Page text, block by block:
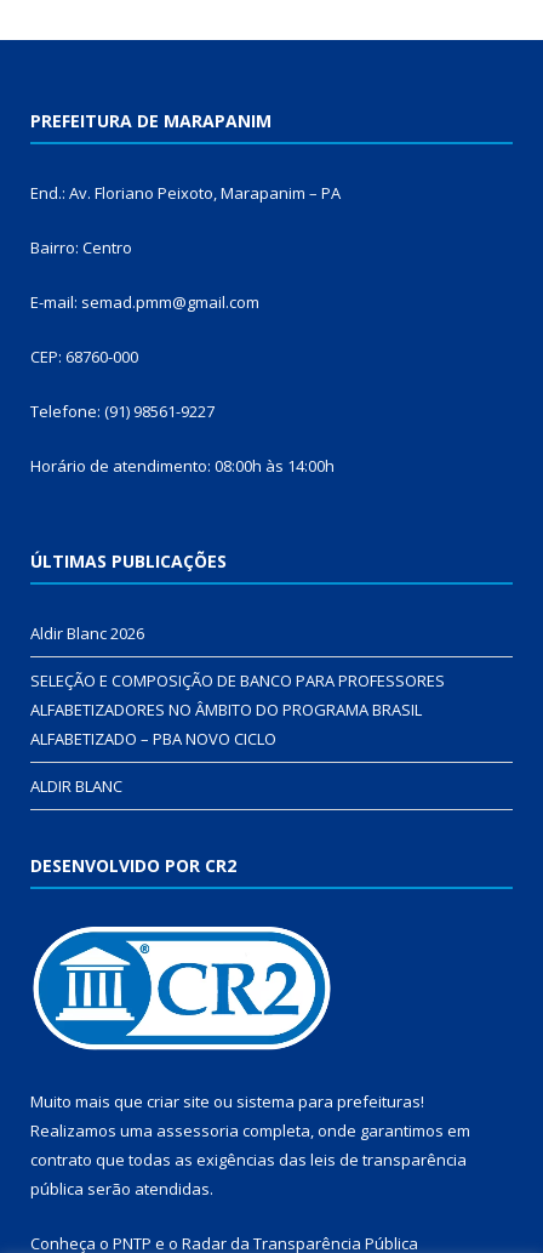
PREFEITURA DE MARAPANIM
End.: Av. Floriano Peixoto, Marapanim – PA
Bairro: Centro
E-mail: semad.pmm@gmail.com
CEP: 68760-000
Telefone: (91) 98561-9227
Horário de atendimento: 08:00h às 14:00h
ÚLTIMAS PUBLICAÇÕES
Aldir Blanc 2026
SELEÇÃO E COMPOSIÇÃO DE BANCO PARA PROFESSORES
ALFABETIZADORES NO ÂMBITO DO PROGRAMA BRASIL
ALFABETIZADO – PBA NOVO CICLO
ALDIR BLANC
DESENVOLVIDO POR CR2
Muito mais que criar site ou sistema para prefeituras!
Realizamos uma assessoria completa, onde garantimos em
contrato que todas as exigências das leis de transparência
pública serão atendidas.
Conheça o PNTP e o Radar da Transparência Pública